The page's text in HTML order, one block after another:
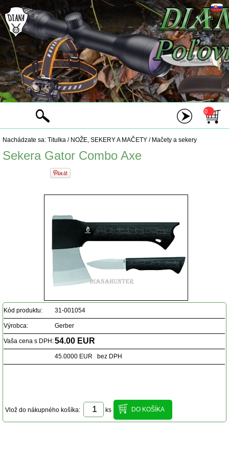
0
Nachádzate sa: Titulka / NOŽE, SEKERY A MAČETY / Mačety a sekery
Sekera Gator Combo Axe
Kód produktu: 31-001054
Výrobca: Gerber
Vaša cena s DPH:54.00 EUR
45.0000 EUR bez DPH
Vlož do nákupného košíka: ks